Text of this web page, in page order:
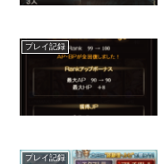
プレイ記録
プレイ記録